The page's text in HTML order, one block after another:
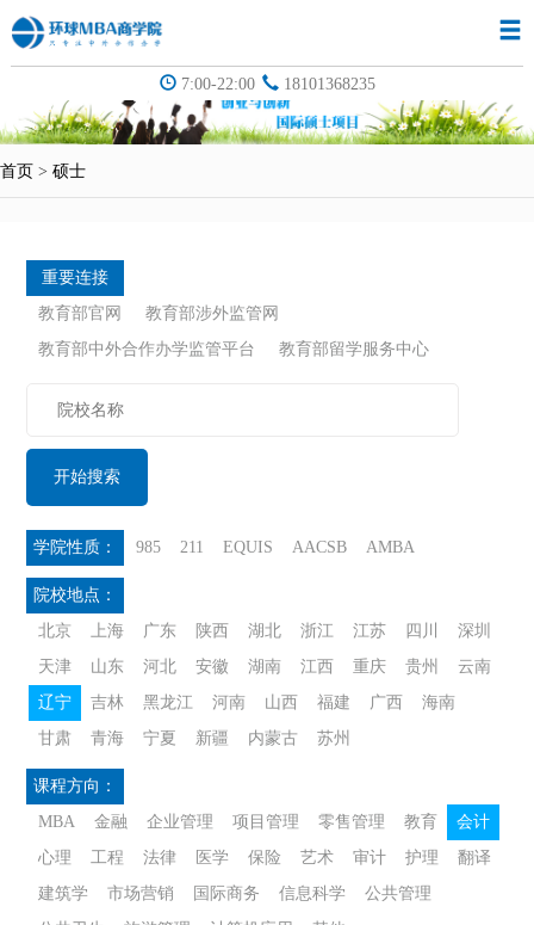
7:00-22:00 18101368235
首页 > 硕士
重要连接
教育部官网
教育部涉外监管网
教育部中外合作办学监管平台
教育部留学服务中心
开始搜索
学院性质： 985 211 EQUIS AACSB AMBA
院校地点：
北京
上海 广东 陕西 湖北 浙江 江苏 四川
深圳
天津
山东 河北 安徽 湖南 江西 重庆 贵州
云南
辽宁
吉林 黑龙江 河南 山西 福建 广西
海南
甘肃
青海 宁夏 新疆 内蒙古 苏州
课程方向：
MBA
金融 企业管理 项目管理 零售管理 教育
会计
心理
工程 法律 医学 保险 艺术 审计 护理
翻译
建筑学
市场营销 国际商务 信息科学
公共管理